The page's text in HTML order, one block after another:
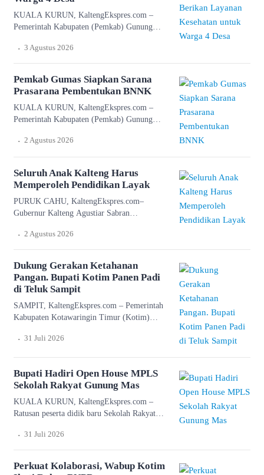
pelaksanaan program, menyelesaikan berbagai
hambatan, serta menyepakati langkah
percepatan realisasi anggaran agar
KUALA KURUN, KaltengEkspres.com –
Pemerintah Kabupaten (Pemkab) Gunung
Pemberdayaan dan Kesejahteraan Keluarga
(TP PKK) kabupaten, bersinergi dalam
menghadirkan pelayanan kesehatan gratis bagi
warga di empat desa di Kabupaten Gumas.
wujud dukungan terhadap program
pemerintah pusat Asta Cita di bidang
[…]
. 3 Agustus 2026
Pemkab Gumas Siapkan Sarana
Prasarana Pembentukan BNNK
KUALA KURUN, KaltengEkspres.com –
Pemerintah Kabupaten (Pemkab) Gunung
komitmennya dalam memerangi
penyalahgunaan dan peredaran gelap narkoba.
sarana prasarana pendukung pembentukan
Badan Narkotika Nasional Kabupaten
(BNNK). “Sarana prasarana yang telah kami
siapkan meliputi lahan untuk gedung kantor
Kuala Kurun, […]
. 2 Agustus 2026
Seluruh Anak Kalteng Harus
Memperoleh Pendidikan Layak
PURUK CAHU, KaltengEkspres.com–
Gubernur Kalteng Agustiar Sabran
seluruh anak di Kalimantan Tengah
memperoleh akses pendidikan yang layak
tanpa terkendala biaya. Komitmen ini
disampaikannya saat melakukan kunjungan
kerja ke SMKN 1 Tanah Siang, Kabupaten
Murung Raya, Sabtu (1/8/2026). Dalam
dialog yang berlangsung hangat bersama
ratusan pelajar, guru, dan mahasiswa peserta
. 2 Agustus 2026
Dukung Gerakan Ketahanan
Pangan. Bupati Kotim Panen Padi
di Teluk Sampit
SAMPIT, KaltengEkspres.com – Pemerintah
Kabupaten Kotawaringin Timur (Kotim)
mendukung program ketahanan pangan
yang dilaksanakan di lahan Kelompok Tani
Karya Mufakat VII, Desa Kuin Permai,
Kecamatan Teluk Sampit, Jumat (31/7/2026).
Kegiatan tersebut dihadiri langsung oleh
Bupati Irawati, Penjabat […]
. 31 Juli 2026
Bupati Hadiri Open House MPLS
Sekolah Rakyat Gunung Mas
KUALA KURUN, KaltengEkspres.com –
Ratusan peserta didik baru Sekolah Rakyat
mengikuti rangkaian Masa Pengenalan
Lingkungan Sekolah (MPLS) tahun ajaran
2026/2027. Kegiatan inisebagai ajang
perkenalan lingkungan, fasilitas, dan sistem
. 31 Juli 2026
Perkuat Kolaborasi, Wabup Kotim